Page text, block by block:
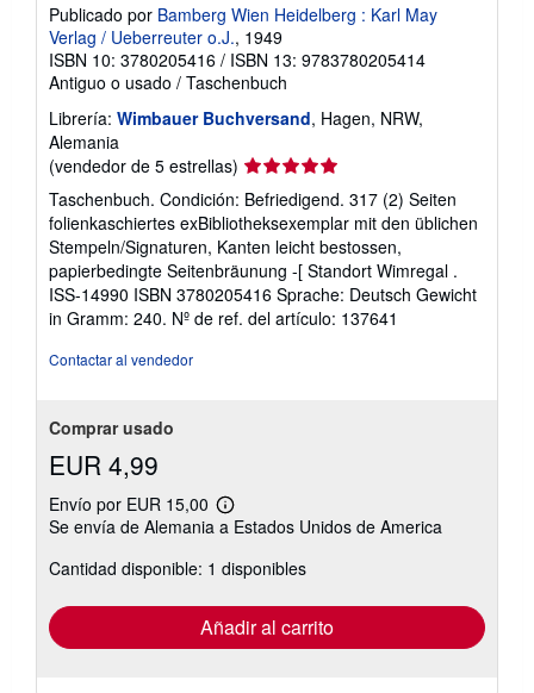
Publicado por Bamberg Wien Heidelberg : Karl May
Verlag / Ueberreuter o.J., 1949
ISBN 10: 3780205416 / ISBN 13: 9783780205414
Antiguo o usado / Taschenbuch
Librería: Wimbauer Buchversand, Hagen, NRW,
Alemania
(vendedor de 5 estrellas) Calificación
del
vendedor:
5
de
5
estrellas
Taschenbuch. Condición: Befriedigend. 317 (2) Seiten
folienkaschiertes exBibliotheksexemplar mit den üblichen
Stempeln/Signaturen, Kanten leicht bestossen,
papierbedingte Seitenbräunung -[ Standort Wimregal .
ISS-14990 ISBN 3780205416 Sprache: Deutsch Gewicht
in Gramm: 240. Nº de ref. del artículo: 137641
Contactar al vendedor
Comprar usado
EUR 4,99
Envío por EUR 15,00
Más
información
las
tarifas
envío
Se envía de Alemania a Estados Unidos de America
Cantidad disponible: 1 disponibles
Añadir al carrito